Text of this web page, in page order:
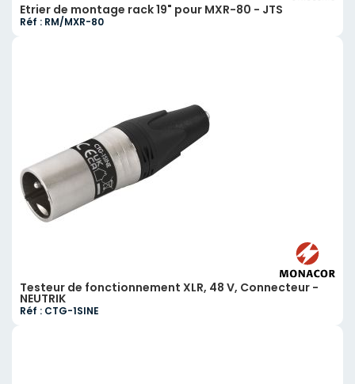
Etrier de montage rack 19" pour MXR-80 - JTS
Réf : RM/MXR-80
Testeur de fonctionnement XLR, 48 V, Connecteur -
NEUTRIK
Réf : CTG-1SINE